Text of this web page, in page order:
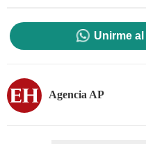
Unirme
Agencia AP